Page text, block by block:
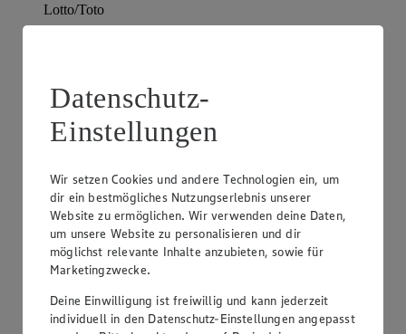
Lotto/Toto
Datenschutz-
Einstellungen
Wir setzen Cookies und andere Technologien ein, um
dir ein bestmögliches Nutzungserlebnis unserer
Website zu ermöglichen. Wir verwenden deine Daten,
um unsere Website zu personalisieren und dir
möglichst relevante Inhalte anzubieten, sowie für
Marketingzwecke.
Deine Einwilligung ist freiwillig und kann jederzeit
individuell in den Datenschutz-Einstellungen angepasst